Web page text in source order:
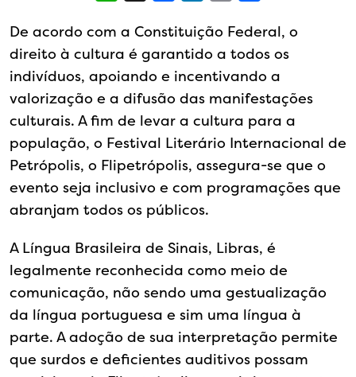
De acordo com a Constituição Federal, o
direito à cultura é garantido a todos os
indivíduos, apoiando e incentivando a
valorização e a difusão das manifestações
culturais. A fim de levar a cultura para a
população, o Festival Literário Internacional de
Petrópolis, o Flipetrópolis, assegura-se que o
evento seja inclusivo e com programações que
abranjam todos os públicos.
A Língua Brasileira de Sinais, Libras, é
legalmente reconhecida como meio de
comunicação, não sendo uma gestualização
da língua portuguesa e sim uma língua à
parte. A adoção de sua interpretação permite
que surdos e deficientes auditivos possam